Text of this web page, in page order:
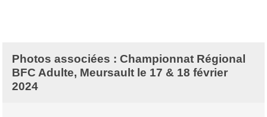
Photos associées : Championnat Régional
BFC Adulte, Meursault le 17 & 18 février
2024